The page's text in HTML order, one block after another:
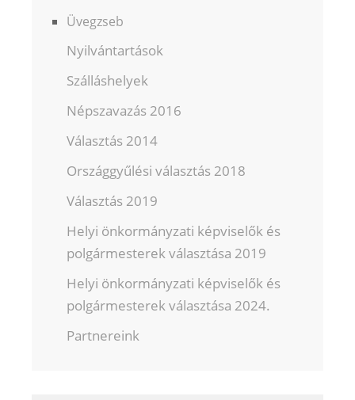
Üvegzseb
Nyilvántartások
Szálláshelyek
Népszavazás 2016
Választás 2014
Országgyűlési választás 2018
Választás 2019
Helyi önkormányzati képviselők és
polgármesterek választása 2019
Helyi önkormányzati képviselők és
polgármesterek választása 2024.
Partnereink